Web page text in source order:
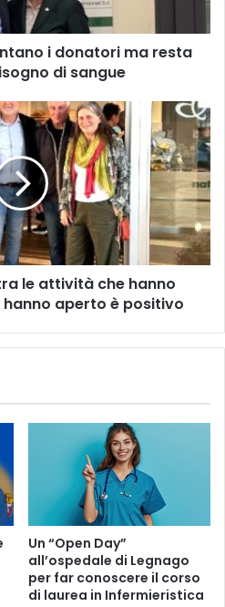
i donatori ma resta
di sangue
le attività che hanno
hanno aperto è positivo
Un “Open Day”
all’ospedale di Legnago
per far conoscere il corso
di laurea in Infermieristica